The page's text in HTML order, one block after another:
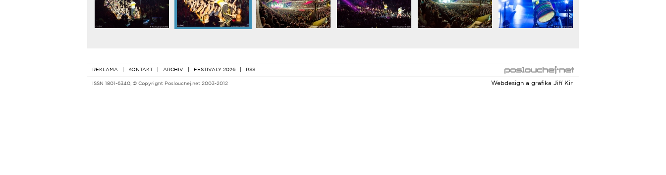
REKLAMA | KONTAKT | ARCHIV | FESTIVALY 2026 | RSS
ISSN 1801-6340, © Copyright Poslouchej.net 2003-2012
Webdesign a grafika Jiří Kir